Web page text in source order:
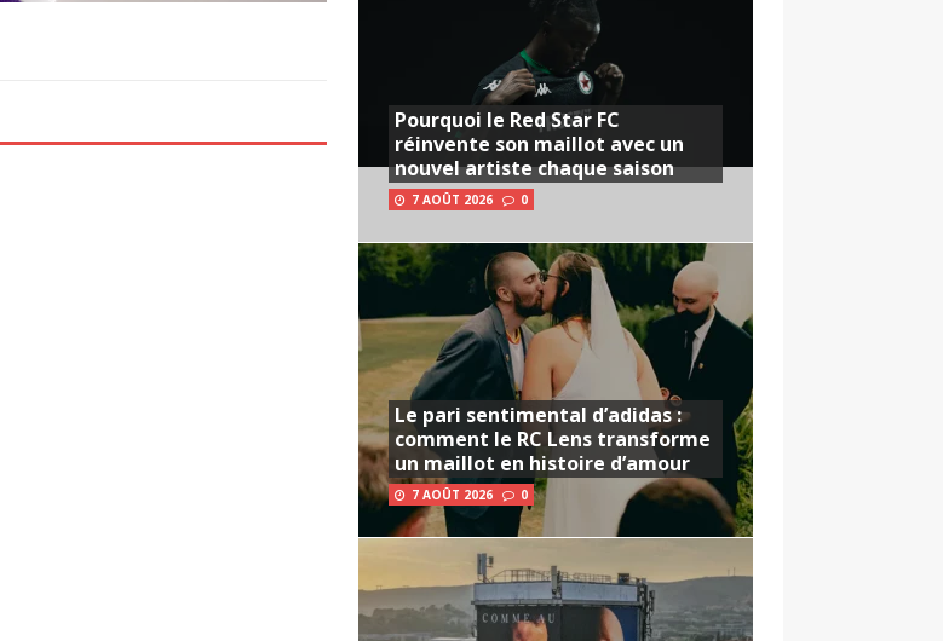
Pourquoi le Red Star FC
réinvente son maillot avec un
nouvel artiste chaque saison
7 AOÛT 2026 0
Le pari sentimental d’adidas :
comment le RC Lens transforme
un maillot en histoire d’amour
7 AOÛT 2026 0